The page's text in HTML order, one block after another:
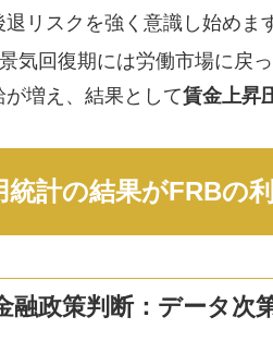
リスクを強く意識し始めま
景気回復期には労働市場に戻
増え、結果として賃金上昇
計の結果がFRBの
融政策判断：データ次